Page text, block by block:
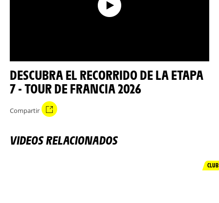
DESCUBRA EL RECORRIDO DE LA ETAPA
7 - TOUR DE FRANCIA 2026
Compartir
VIDEOS RELACIONADOS
CLUB